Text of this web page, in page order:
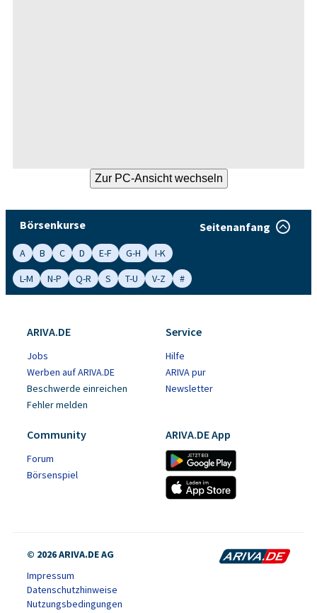
Börsenkurse Seitenanfang
A B C D E-F G-H
I-K
L-M
N-P Q-R S T-U V-Z #
ARIVA.DE
Jobs
Werben auf ARIVA.DE
Beschwerde einreichen
Fehler melden
Service
Hilfe
ARIVA pur
Newsletter
Community
Forum
Börsenspiel
ARIVA.DE App
© 2026 ARIVA.DE AG
Impressum
Datenschutzhinweise
Nutzungsbedingungen